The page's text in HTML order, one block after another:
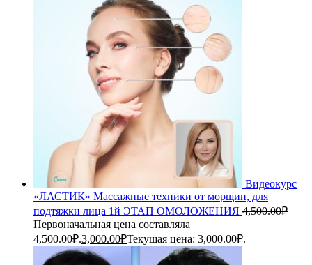
Видеокурс
«ЛАСТИК» Массажные техники от морщин, для
подтяжки лица 1й ЭТАП ОМОЛОЖЕНИЯ 4,500.00₽
Первоначальная цена составляла
4,500.00₽.3,000.00₽Текущая цена: 3,000.00₽.